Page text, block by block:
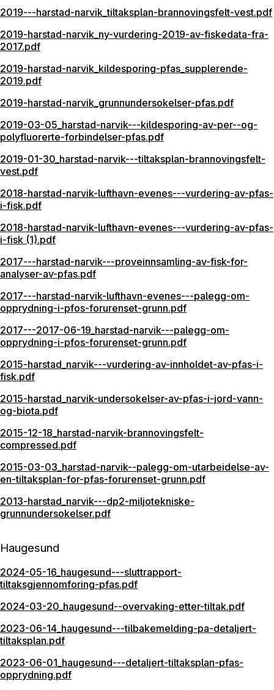
2019---harstad-narvik_tiltaksplan-brannovingsfelt-vest.pdf
2019-harstad-narvik_ny-vurdering-2019-av-fiskedata-fra-
2017.pdf
2019-harstad-narvik_kildesporing-pfas_supplerende-
2019.pdf
2019-harstad-narvik_grunnundersokelser-pfas.pdf
2019-03-05_harstad-narvik---kildesporing-av-per--og-
polyfluorerte-forbindelser-pfas.pdf
2019-01-30_harstad-narvik---tiltaksplan-brannovingsfelt-
vest.pdf
2018-harstad-narvik-lufthavn-evenes---vurdering-av-pfas-
i-fisk.pdf
2018-harstad-narvik-lufthavn-evenes---vurdering-av-pfas-
i-fisk (1).pdf
2017---harstad-narvik---proveinnsamling-av-fisk-for-
analyser-av-pfas.pdf
2017---harstad-narvik-lufthavn-evenes---palegg-om-
opprydning-i-pfos-forurenset-grunn.pdf
2017---2017-06-19_harstad-narvik---palegg-om-
opprydning-i-pfos-forurenset-grunn.pdf
2015-harstad_narvik---vurdering-av-innholdet-av-pfas-i-
fisk.pdf
2015-harstad_narvik-undersokelser-av-pfas-i-jord-vann-
og-biota.pdf
2015-12-18_harstad-narvik-brannovingsfelt-
compressed.pdf
2015-03-03_harstad-narvik--palegg-om-utarbeidelse-av-
en-tiltaksplan-for-pfas-forurenset-grunn.pdf
2013-harstad_narvik---dp2-miljotekniske-
grunnundersokelser.pdf
Haugesund
2024-05-16_haugesund---sluttrapport-
tiltaksgjennomforing-pfas.pdf
2024-03-20_haugesund--overvaking-etter-tiltak.pdf
2023-06-14_haugesund---tilbakemelding-pa-detaljert-
tiltaksplan.pdf
2023-06-01_haugesund---detaljert-tiltaksplan-pfas-
opprydning.pdf